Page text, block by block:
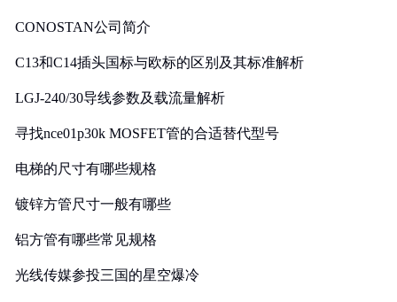
CONOSTAN公司简介
C13和C14插头国标与欧标的区别及其标准解析
LGJ-240/30导线参数及载流量解析
寻找nce01p30k MOSFET管的合适替代型号
电梯的尺寸有哪些规格
镀锌方管尺寸一般有哪些
铝方管有哪些常见规格
光线传媒参投三国的星空爆冷